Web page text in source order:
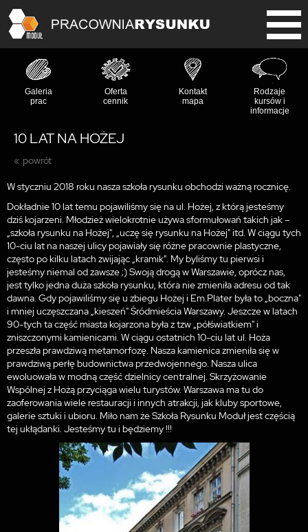
Galeria
prac
Oferta
cennik
Kontakt
mapa
Rodzaje
kursów i
informacje
10 LAT NA HOŻEJ
powrót
W styczniu 2018 roku nasza szkoła rysunku obchodzi ważną rocznicę.
Dokładnie 10 lat temu pojawiliśmy się na ul. Hożej, z którą jesteśmy
dziś kojarzeni. Młodzież wielokrotnie używa sformułowań takich jak –
„szkoła rysunku na Hożej", „uczę się rysunku na Hożej" itd. W ciągu tych
10-ciu lat na naszej ulicy pojawiały się różne pracownie plastyczne,
często po kilku latach zwijając „kramik". My byliśmy tu pierwsi i
jesteśmy niemal od zawsze ;) Swoją drogą w Warszawie, oprócz nas,
jest tylko jedna duża szkoła rysunku, która nie zmieniła adresu od tak
dawna. Gdy pojawiliśmy się u zbiegu Hożej i Em.Plater była to „boczna"
i mniej uczęszczana „kieszeń" Śródmieścia Warszawy. Jeszcze w latach
90-tych ta część miasta kojarzona była z tzw „półświatkiem" i
zniszczonymi kamienicami. W ciągu ostatnich 10-ciu lat ul. Hoża
przeszła prawdziwą metamorfozę. Nasza kamienica zmieniła się w
prawdziwą perłę budownictwa przedwojennego. Nasza ulica
ewoluowała w modną część dzielnicy centralnej. Skrzyżowanie
Wspólnej z Hożą przyciąga wielu turystów. Warszawa ma tu do
zaoferowania wiele restauracji i innych atrakcji, jak kluby sportowe,
galerie sztuki i ubioru. Miło nam że Szkoła Rysunku Moduł jest częścią
tej ukłądanki. Jesteśmy tu i będziemy !!!